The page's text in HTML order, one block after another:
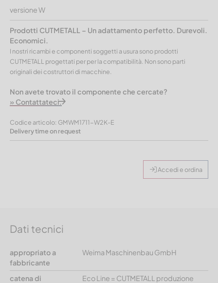
versione W
Prodotti CUTMETALL – Un adattamento perfetto. Durevoli.
Economici.
I nostri ricambi e componenti soggetti a usura sono prodotti
CUTMETALL progettati per per la compatibilità. Non sono parti
originali dei costruttori di macchine.
Non avete trovato il componente che cercate?
» Contattateci.
Codice articolo: GMWM1711-W2K-E
Delivery time on request
Accedi e ordina
Dati tecnici
appropriato a
fabbricante
Weima Maschinenbau GmbH
catena di
Eco Line = CUTMETALL produzione